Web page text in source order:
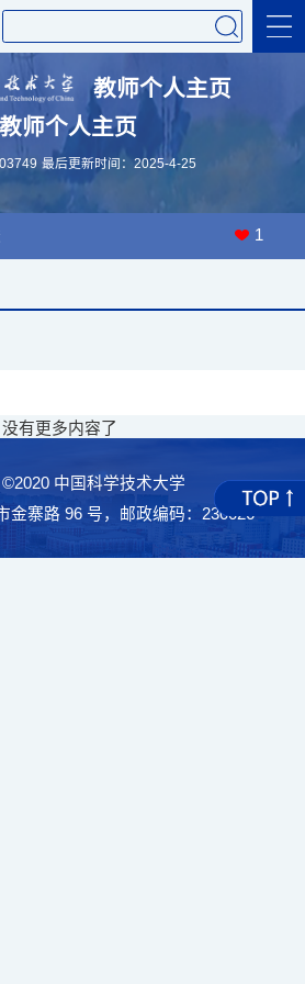
教师个人主页
教师个人主页
最后更新时间： 2025-4-25
1
没有更多内容了
中国科学技术大学
金寨路 96 号，邮政编码：230026